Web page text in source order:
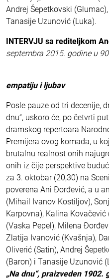
Andrej Šepetkovski
Tanasije Uzunović (Luka).
INTERVJU sa rediteljkom
septembra 2015. godine u
empatiju i ljubav
Posle pauze od tri decenije,
dnu“, uskoro će, po četvrti
dramskog repertoara
Premijera ovog komada, u
brutalnu realnost onih
onih iz čije perspektive
za 3. oktobar (20,30) na
poverena Ani Đorđević, a u
(Mihail Ivanov Kostiljov),
Karpovna), Kalina
(Vaska Pepel), Milena
Zlatija Ivanović (Kvašnja),
Oliverić (Satin), Andrej
(Baron) i Tanasije Uzunović
„Na dnu“, praizveden